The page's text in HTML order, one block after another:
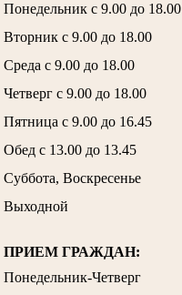
Понедельник с 9.00 до 18.00
Вторник с 9.00 до 18.00
Среда с 9.00 до 18.00
Четверг с 9.00 до 18.00
Пятница с 9.00 до 16.45
Обед с 13.00 до 13.45
Суббота, Воскресенье
Выходной
ПРИЕМ ГРАЖДАН:
Понедельник-Четверг